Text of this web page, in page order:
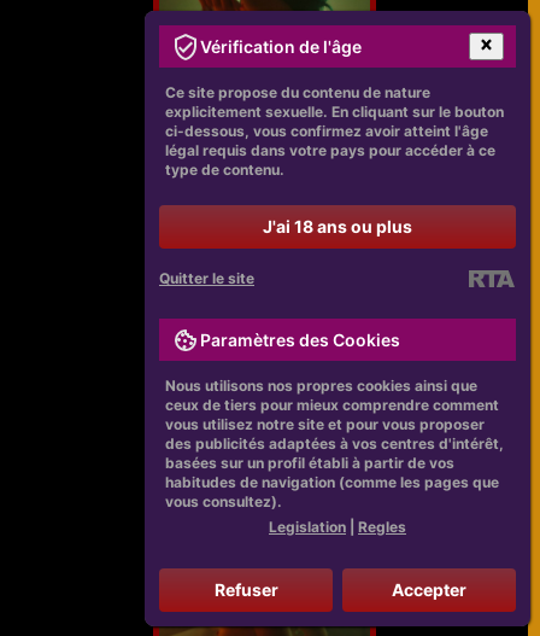
Vérification de l'âge
Ce site propose du contenu de nature
explicitement sexuelle. En cliquant sur le bouton
ci-dessous, vous confirmez avoir atteint l'âge
légal requis dans votre pays pour accéder à ce
type de contenu.
J'ai 18 ans ou plus
Quitter le site
Paramètres des Cookies
Nous utilisons nos propres cookies ainsi que
ceux de tiers pour mieux comprendre comment
vous utilisez notre site et pour vous proposer
des publicités adaptées à vos centres d'intérêt,
basées sur un profil établi à partir de vos
habitudes de navigation (comme les pages que
vous consultez).
Legislation
Regles
Refuser Accepter